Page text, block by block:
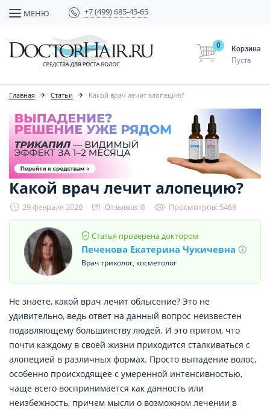
МЕНЮ +7 (499) 685-45-65
Корзина
0
Пуста
Главная Статьи Какой врач лечит алопецию?
Какой врач лечит алопецию?
29 февраля 2020 Отзывов: 0 Просмотров: 5468
Статья проверена доктором
Печенова Екатерина Чукичевна
Врач трихолог, косметолог
Не знаете, какой врач лечит облысение? Это не
удивительно, ведь ответ на данный вопрос неизвестен
подавляющему большинству людей. И это притом, что
почти каждому в своей жизни приходится сталкиваться с
алопецией в различных формах. Просто выпадение волос,
особенно происходящее с умеренной интенсивностью,
чаще всего воспринимается как данность или
неизбежность, причем мысли о возможном лечении в